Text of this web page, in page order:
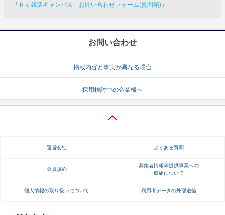
「 Ｒｅ就活キャンパス お問い合わせフォーム(質問箱) 」
お問い合わせ
掲載内容と事実が異なる場合
採用検討中の企業様へ
運営会社 よくある質問
会員規約
募集者情報等提供事業への
取組について
個人情報の取り扱いについて 利用者データの外部送信